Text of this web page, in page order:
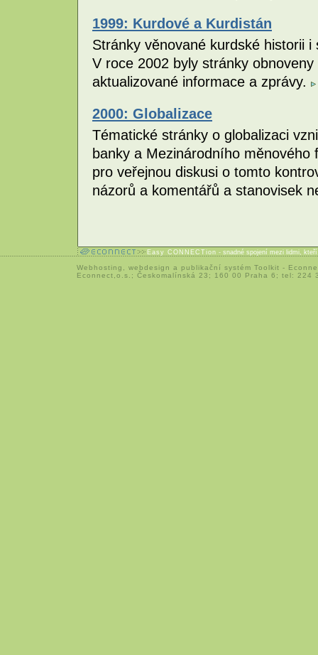
1999: Kurdové a Kurdistán
Stránky věnované kurdské historii i
V roce 2002 byly stránky
aktualizované informace a zprávy.
2000: Globalizace
Tématické stránky o globalizaci
banky a Mezinárodního
pro veřejnou diskusi o tomto
názorů a komentářů a stanovisek
Easy CONNECTion - snadné spojení mezi lidmi,
Webhosting webdesign a publikační systém Toolkit -
Econnect,o.s.; Českomalínská 23; 160 00 Praha 6; tel: 224